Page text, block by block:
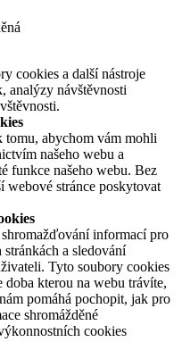
cookies a další nástroje
analýzy návštěvnosti
tomu, abychom vám mohli
našeho webu a
funkce našeho webu. Bez
webové stránce poskytovat
informací pro
a sledování
Tyto soubory cookies
kterou na webu trávíte,
pomáhá pochopit, jak pro
shromážděné
cookies